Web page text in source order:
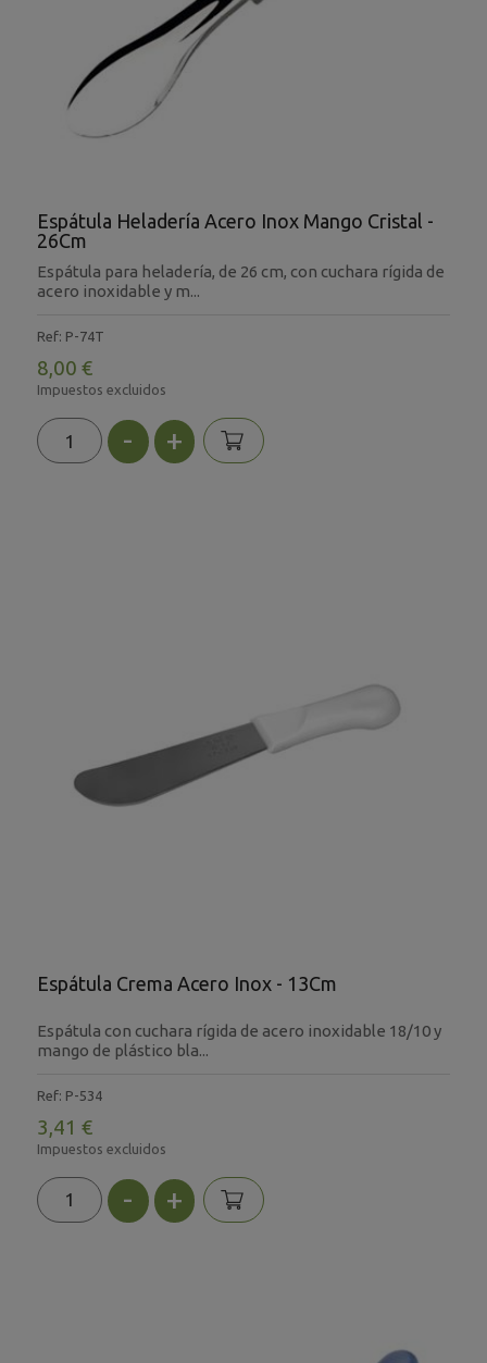
Espátula Heladería Acero Inox Mango Cristal -
26Cm
Espátula para heladería, de 26 cm, con cuchara rígida de
acero inoxidable y m...
Ref: P-74T
8,00 €
Impuestos excluidos
- +
Espátula Crema Acero Inox - 13Cm
Espátula con cuchara rígida de acero inoxidable 18/10 y
mango de plástico bla...
Ref: P-534
3,41 €
Impuestos excluidos
- +